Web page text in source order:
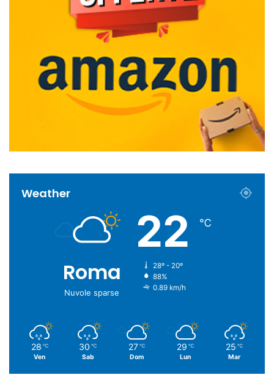
Weather
Roma
Nuvole sparse
22 ℃
28º - 20º
88%
0.89 km/h
28 ℃
Ven
30 ℃
Sab
27 ℃
Dom
29 ℃
Lun
25 ℃
Mar